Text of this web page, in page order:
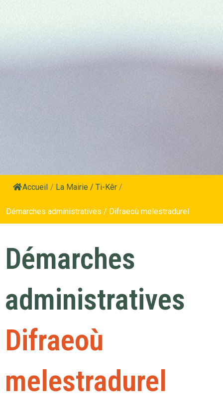
Accueil / La Mairie / Ti-Kêr /
Démarches administratives / Difraeoù melestradurel
Démarches
administratives
Difraeoù
melestradurel